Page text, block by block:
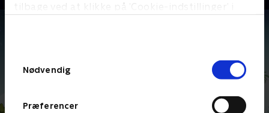
tilbage ved at klikke på ’Cookie-indstillinger’ i
Nødvendig
Præferencer